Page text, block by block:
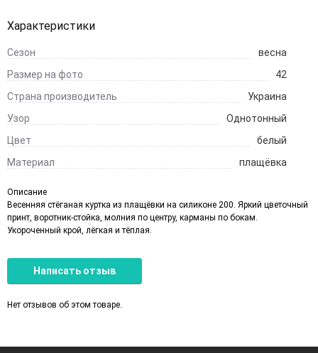
Характеристики
Сезон
весна
Размер на фото
42
Страна производитель
Украина
Узор
Однотонный
Цвет
белый
Материал
плащёвка
Описание
Весенняя стёганая куртка из плащёвки на силиконе 200. Яркий цветочный
принт, воротник-стойка, молния по центру, карманы по бокам.
Укороченный крой, лёгкая и тёплая.
Написать отзыв
Нет отзывов об этом товаре.